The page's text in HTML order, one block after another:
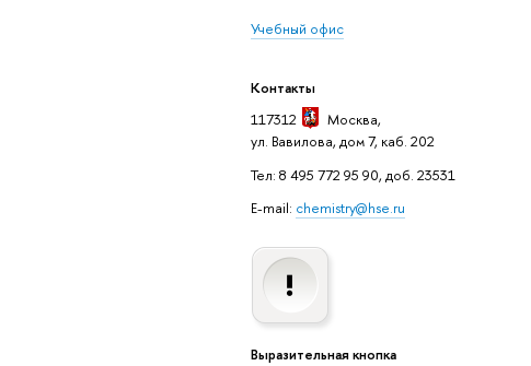
Учебный офис
Контакты
117312
Москва,
ул. Вавилова, дом 7, каб. 202
Тел: 8 495 772 95 90, доб. 23531
E-mail: chemistry@hse.ru
Выразительная кнопка